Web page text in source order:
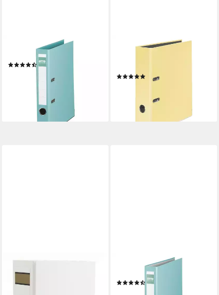
OTTO OFFICE
Aktenordner Exclusive II
(21)
lieferbar - in 2-3 Werktagen bei dir
FALKEN
(5)
Aktenordner Livepac Caribic
Glanz-Ordner / DIN A4 /
OTTO OFFICE
Aktenordner Exclusive I
(25)